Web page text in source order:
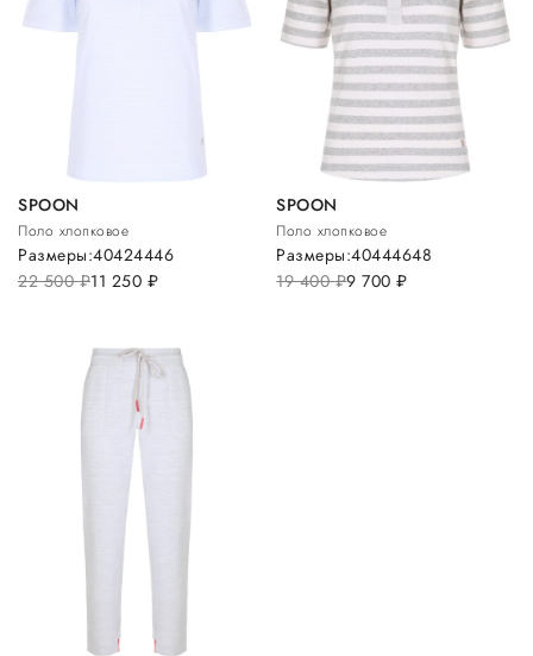
SPOON
Поло хлопковое
22 500руб.11 250 руб.
Размеры:40424446
SPOON
Поло хлопковое
19 400руб.9 700руб.
Размеры:40444648